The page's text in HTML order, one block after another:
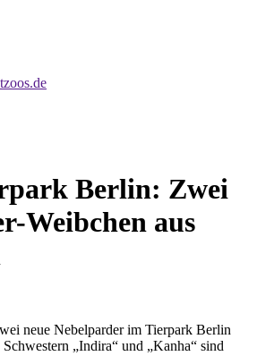
Berlin: Zwei
Weibchen aus
neue Nebelparder im Tierpark Berlin
„Indira“ und „Kanha“ sind